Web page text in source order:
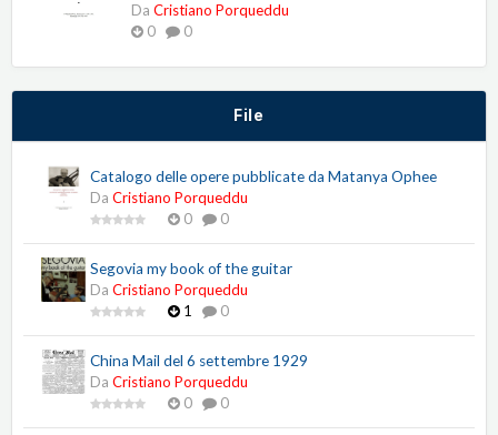
Da Cristiano Porqueddu
0
0
File
Catalogo delle opere pubblicate da Matanya Ophee
Da Cristiano Porqueddu
0
0
Segovia my book of the guitar
Da Cristiano Porqueddu
1
0
China Mail del 6 settembre 1929
Da Cristiano Porqueddu
0
0